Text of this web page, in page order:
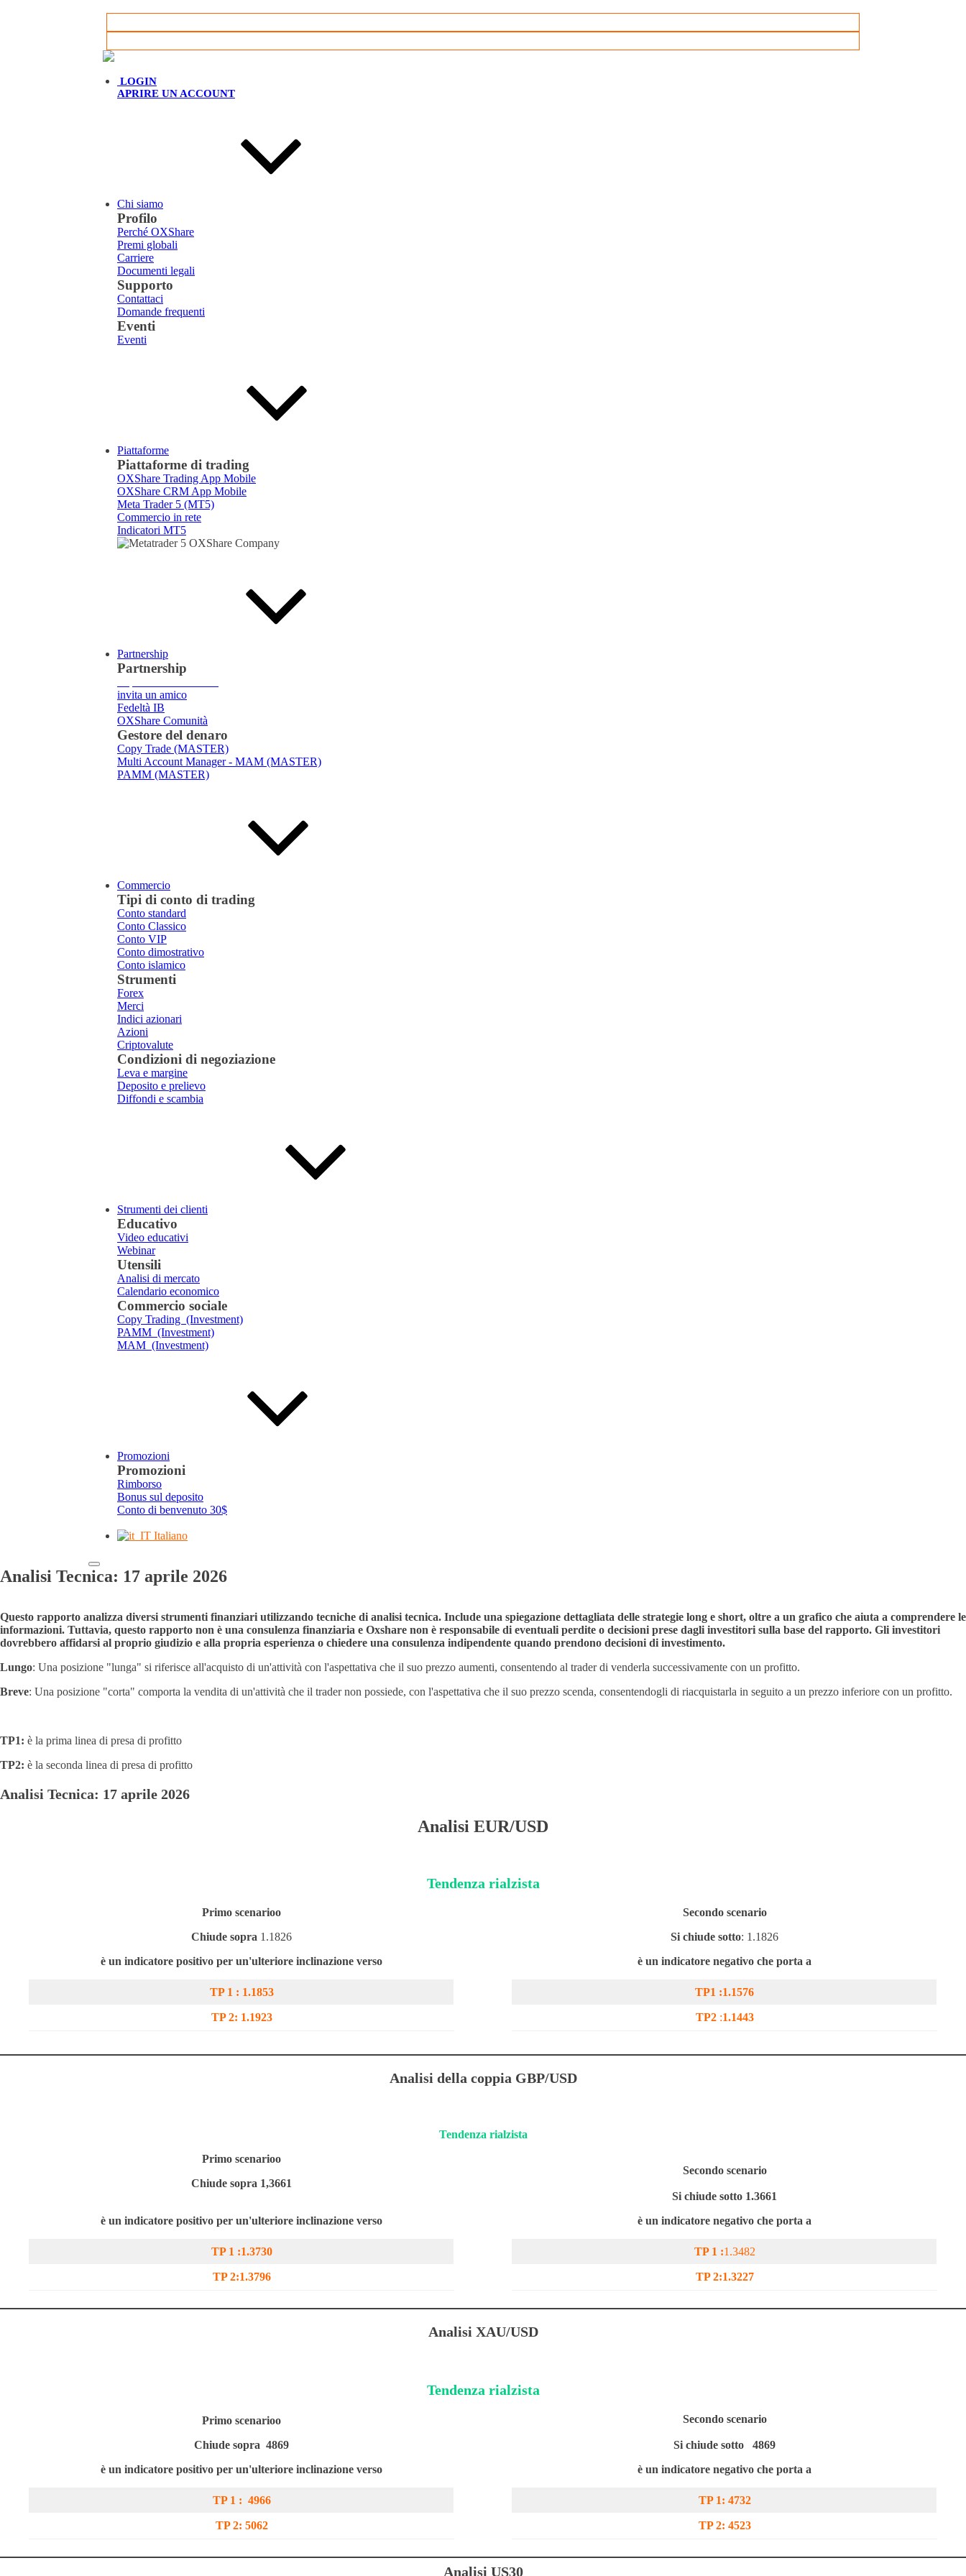
LOGIN
APRIRE UN ACCOUNT
Chi siamo
Profilo
Perché OXShare
Premi globali
Carriere
Documenti legali
Supporto
Contattaci
Domande frequenti
Eventi
Eventi
Piattaforme
Piattaforme di trading
OXShare Trading App Mobile
OXShare CRM App Mobile
Meta Trader 5 (MT5)
Commercio in rete
Indicatori MT5
Partnership
Partnership
invita un amico
Fedeltà IB
OXShare Comunità
Gestore del denaro
Copy Trade (MASTER)
Multi Account Manager - MAM (MASTER)
PAMM (MASTER)
Commercio
Tipi di conto di trading
Conto standard
Conto Classico
Conto VIP
Conto dimostrativo
Conto islamico
Strumenti
Forex
Merci
Indici azionari
Azioni
Criptovalute
Condizioni di negoziazione
Leva e margine
Deposito e prelievo
Diffondi e scambia
Strumenti dei clienti
Educativo
Video educativi
Webinar
Utensili
Analisi di mercato
Calendario economico
Commercio sociale
Copy Trading (Investment)
PAMM (Investment)
MAM (Investment)
Promozioni
Promozioni
Rimborso
Bonus sul deposito
Conto di benvenuto 30$
Italiano
Analisi Tecnica: 17 aprile 2026
Questo rapporto analizza diversi strumenti finanziari utilizzando tecniche di analisi tecnica. Include una spiegazione dettagliata delle strategie long e short, oltre a un grafico che aiuta a comprendere le
informazioni. Tuttavia, questo rapporto non è una consulenza finanziaria e Oxshare non è responsabile di eventuali perdite o decisioni prese dagli investitori sulla base del rapporto. Gli investitori
dovrebbero affidarsi al proprio giudizio e alla propria esperienza o chiedere una consulenza indipendente quando prendono decisioni di investimento.
Lungo: Una posizione "lunga" si riferisce all'acquisto di un'attività con l'aspettativa che il suo prezzo aumenti, consentendo al trader di venderla successivamente con un profitto.
Breve: Una posizione "corta" comporta la vendita di un'attività che il trader non possiede, con l'aspettativa che il suo prezzo scenda, consentendogli di riacquistarla in seguito a un prezzo inferiore con un profitto.
TP1: è la prima linea di presa di profitto
TP2: è la seconda linea di presa di profitto
Analisi Tecnica: 17 aprile 2026
Analisi EUR/USD
Tendenza rialzista
Primo scenarioo
Chiude sopra 1.1826
è un indicatore positivo per un'ulteriore inclinazione verso
TP 1 : 1.1853
TP 2: 1.1923
Secondo scenario
Si chiude sotto: 1.1826
è un indicatore negativo che porta a
TP1 :1.1576
TP2:1.1443
Analisi della coppia GBP/USD
Tendenza rialzista
Primo scenarioo
Chiude sopra 1,3661
è un indicatore positivo per un'ulteriore inclinazione verso
TP 1 :1.3730
TP 2:1.3796
Secondo scenario
Si chiude sotto 1.3661
è un indicatore negativo che porta a
TP 1 :1.3482
TP 2:1.3227
Analisi XAU/USD
Tendenza rialzista
Primo scenarioo
Chiude sopra 4869
è un indicatore positivo per un'ulteriore inclinazione verso
TP 1 : 4966
TP 2: 5062
Secondo scenario
Si chiude sotto
4869
è un indicatore negativo che porta a
TP 1: 4732
TP 2: 4523
Analisi US30